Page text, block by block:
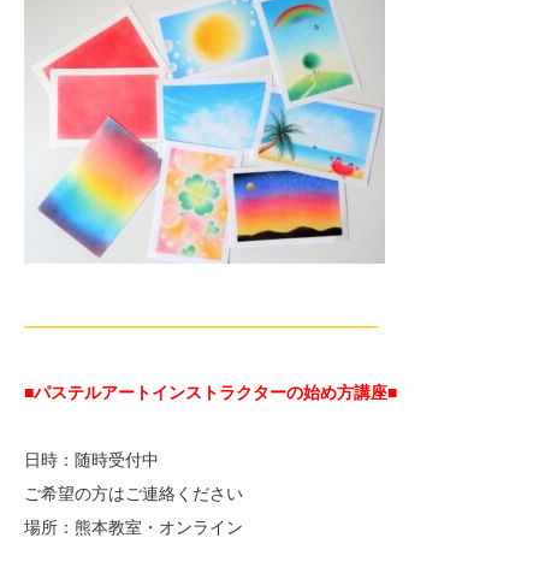
—————————————————————
■パステルアートインストラクターの始め方講座■
日時：随時受付中
ご希望の方はご連絡ください
場所：熊本教室・オンライン